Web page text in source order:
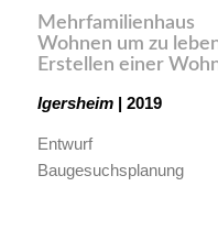
Mehrfamilienhaus
Wohnen um zu
Erstellen einer
Igersheim| 2019
Entwurf
Baugesuchsplanung